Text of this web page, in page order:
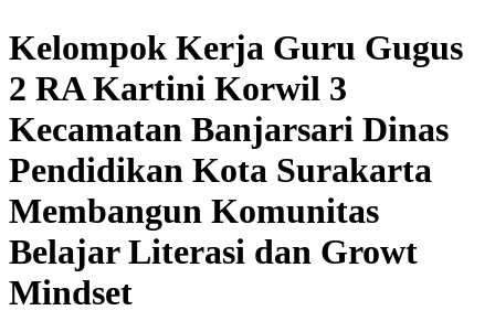
Kelompok Kerja Guru Gugus
2 RA Kartini Korwil 3
Kecamatan Banjarsari Dinas
Pendidikan Kota Surakarta
Membangun Komunitas
Belajar Literasi dan Growt
Mindset